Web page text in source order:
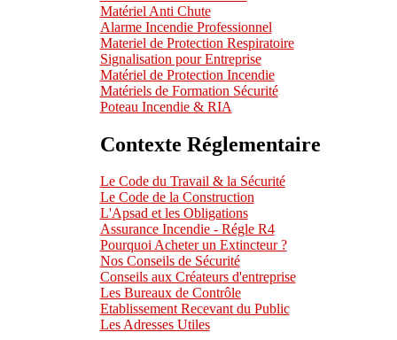
Matériel Anti Chute
Alarme Incendie Professionnel
Materiel de Protection Respiratoire
Signalisation pour Entreprise
Matériel de Protection Incendie
Matériels de Formation Sécurité
Poteau Incendie & RIA
Contexte Réglementaire
Le Code du Travail & la Sécurité
Le Code de la Construction
L'Apsad et les Obligations
Assurance Incendie - Régle R4
Pourquoi Acheter un Extincteur ?
Nos Conseils de Sécurité
Conseils aux Créateurs d'entreprise
Les Bureaux de Contrôle
Etablissement Recevant du Public
Les Adresses Utiles